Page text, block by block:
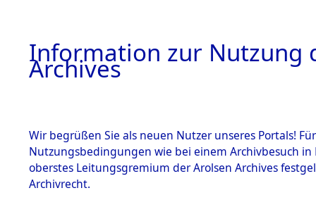
Information zur Nutzung
Archives
Wir begrüßen Sie als neuen Nutzer unseres Portals!
Nutzungsbedingungen wie bei einem Archivbesuch
oberstes Leitungsgremium der Arolsen Archives
Archivrecht.